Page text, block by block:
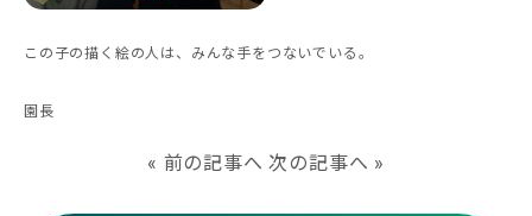
この子の描く絵の人は、みんな手をつないでいる。
園長
« 前の記事へ 次の記事へ »